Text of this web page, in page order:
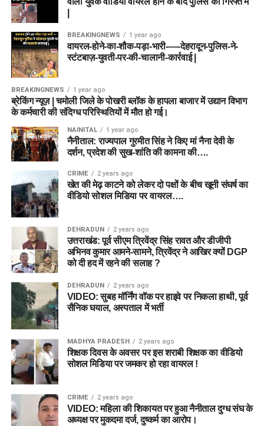
BREAKINGNEWS 1 year ago
वायरल-होने-का-शौक-पड़ा-भारी-—-देहरादून-पुलिस-ने-
स्टंटबाज़-युवती-पर-की-चालानी-कार्रवाई |
BREAKINGNEWS 1 year ago
ब्रेकिंग न्यूज़ | चमोली जिले के पोखरी ब्लॉक के हापला बाजार में उद्यान विभाग
के कर्मचारी की संदिग्ध परिस्थितियों में मौत हो गई।
NAINITAL 1 year ago
नैनीताल: राज्यपाल गुरमीत सिंह ने किए मां नैना देवी के
दर्शन, प्रदेश की सुख-शांति की कामना की….
CRIME 2 years ago
खेत की मेढ़ काटने को लेकर दो पक्षों के बीच खूनी संघर्ष का
वीडियो सोशल मिडिया पर वायरल….
DEHRADUN 2 years ago
उत्तराखंड: पूर्व सीएम त्रिवेंद्र सिंह रावत और डीजीपी
अभिनव कुमार आमने-सामने, त्रिवेंद्र ने आखिर क्यों DGP
को दी हद में रहने की सलाह ?
DEHRADUN 2 years ago
VIDEO: सुबह मॉर्निंग वॉक पर हाइवे पर निकला हाथी, पूर्व
सैनिक घयाल, अस्पताल में भर्ती
MADHYA PRADESH 2 years ago
शिक्षक दिवस के अवसर पर इस शराबी शिक्षक का वीडियो
सोशल मिडिया पर जमकर हो रहा वायरल !
CRIME 2 years ago
VIDEO: महिला की शिकायत पर हुआ नैनीताल दुग्ध संघ के
अध्यक्ष पर मुकदमा दर्ज, दुष्कर्म का आरोप।